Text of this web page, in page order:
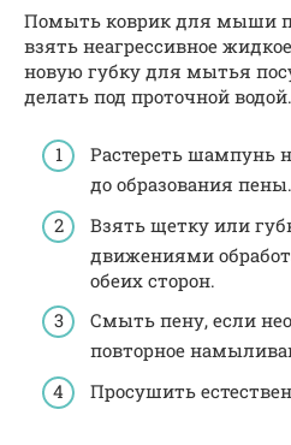
Помыть коврик для мыши
взять неагрессивное
новую губку для мытья
делать под проточной водой.
Растереть шампунь
до образования пены.
Взять щетку или
движениями
обеих сторон.
Смыть пену, если
повторное
Просушить